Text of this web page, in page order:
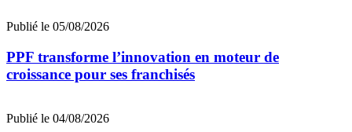
Publié le 05/08/2026
PPF transforme l’innovation en moteur de
croissance pour ses franchisés
Publié le 04/08/2026